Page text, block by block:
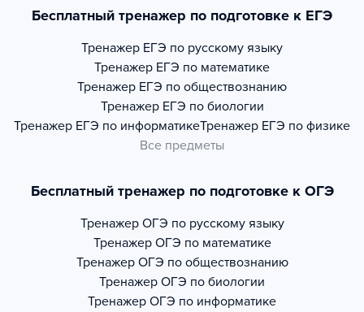
Бесплатный тренажер по подготовке к ЕГЭ
Тренажер ЕГЭ по русскому языку
Тренажер ЕГЭ по математике
Тренажер ЕГЭ по обществознанию
Тренажер ЕГЭ по биологии
Тренажер ЕГЭ по информатикеТренажер ЕГЭ по физике
Все предметы
Бесплатный тренажер по подготовке к ОГЭ
Тренажер ОГЭ по русскому языку
Тренажер ОГЭ по математике
Тренажер ОГЭ по обществознанию
Тренажер ОГЭ по биологии
Тренажер ОГЭ по информатике